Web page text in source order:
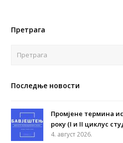
Претрага
Последње новости
Промјене термина
року (I и II циклус
4. август 2026.